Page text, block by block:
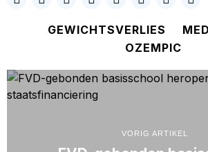
GEWICHTSVERLIES
OZEMPIC
VORIG ARTIKEL